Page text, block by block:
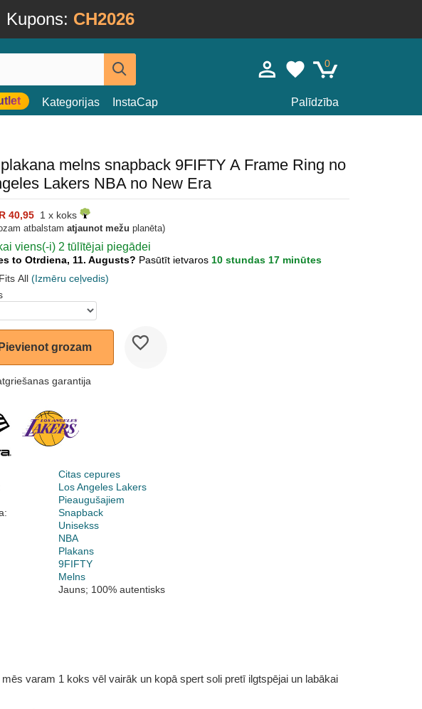
Kupons: CH2026
0
Kategorijas InstaCap Palīdzība
melns snapback 9FIFTY A Frame Ring no
Lakers NBA no New Era
40,95 1 x koks
atbalstam atjaunot mežu planēta)
viens(-i) 2 tūlītējai piegādei
to Otrdiena, 11. Augusts? Pasūtīt ietvaros 10 stundas 17 minūtes
All (Izmēru ceļvedis)
Pievienot grozam
garantija
Citas cepures
Los Angeles Lakers
Pieaugušajiem
Snapback
Unisekss
NBA
Plakans
9FIFTY
Melns
Jauns; 100% autentisks
varam 1 koks vēl vairāk un kopā spert soli pretī ilgtspējai un labākai